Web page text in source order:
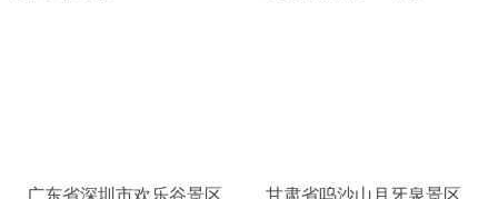
、广东省深圳市欢乐谷景区 甘肃省呜沙山月牙泉景区